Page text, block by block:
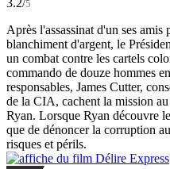
/5
Après l'assassinat d'un ses
blanchiment d'argent, le
un combat contre les cartels
commando de douze hommes
responsables, James Cutter,
de la CIA, cachent la mission
Ryan. Lorsque Ryan découvre
que de dénoncer la corruption
risques et périls.